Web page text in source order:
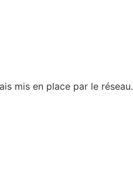
mis en place par le réseau.